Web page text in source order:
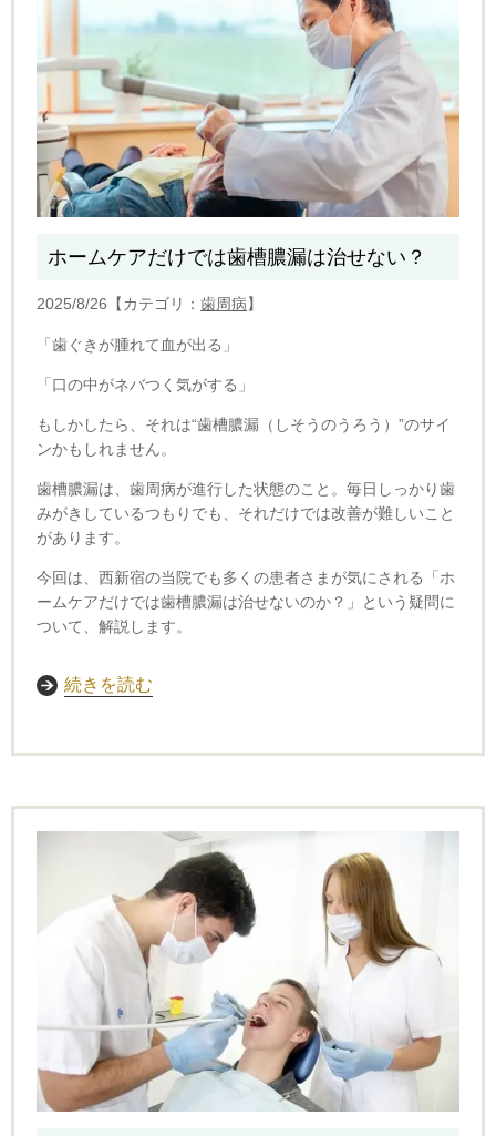
ホームケアだけでは歯槽膿漏は治せない？
2025/8/26【カテゴリ： 歯周病】
「歯ぐきが腫れて血が出る」
「口の中がネバつく気がする」
もしかしたら、それは“歯槽膿漏（しそうのうろう）”のサイ
ンかもしれません。
歯槽膿漏は、歯周病が進行した状態のこと。毎日しっかり歯
みがきしているつもりでも、それだけでは改善が難しいこと
があります。
今回は、西新宿の当院でも多くの患者さまが気にされる「ホ
ームケアだけでは歯槽膿漏は治せないのか？」という疑問に
ついて、解説します。
続きを読む